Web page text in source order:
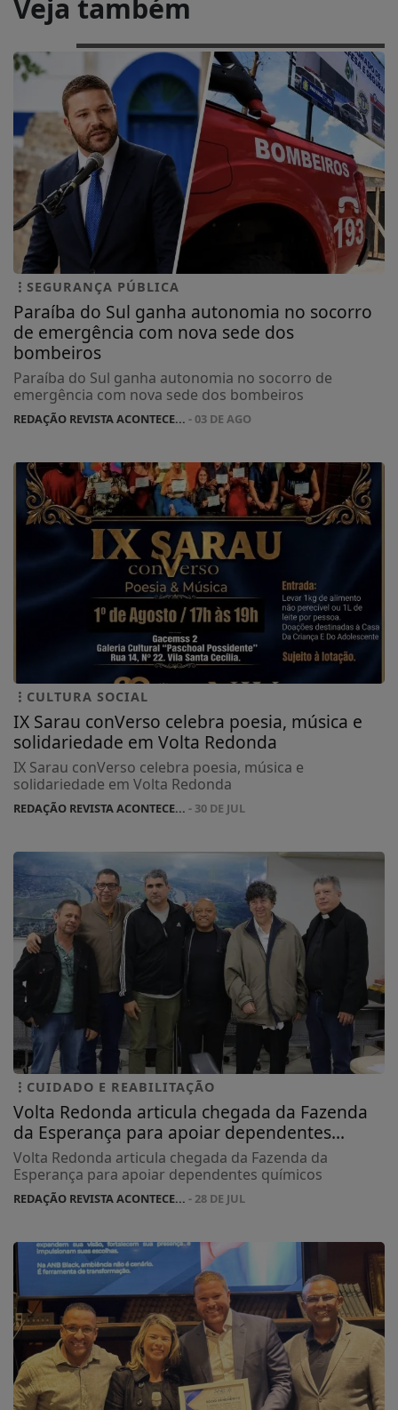
SEGURANÇA PÚBLICA
Paraíba do Sul ganha autonomia no socorro
de emergência com nova sede dos
bombeiros
Paraíba do Sul ganha autonomia no socorro de
emergência com nova sede dos bombeiros
REDAÇÃO REVISTA ACONTECE... - 03 DE AGO
CULTURA SOCIAL
IX Sarau conVerso celebra poesia, música e
solidariedade em Volta Redonda
IX Sarau conVerso celebra poesia, música e
solidariedade em Volta Redonda
REDAÇÃO REVISTA ACONTECE... - 30 DE JUL
CUIDADO E REABILITAÇÃO
Volta Redonda articula chegada da Fazenda
da Esperança para apoiar dependentes...
Volta Redonda articula chegada da Fazenda da
Esperança para apoiar dependentes químicos
REDAÇÃO REVISTA ACONTECE... - 28 DE JUL